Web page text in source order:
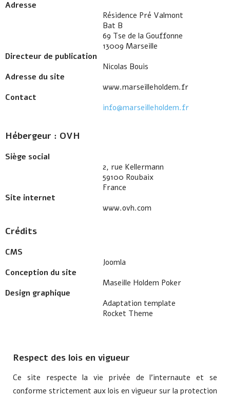
Adresse
Résidence Pré Valmont
Bat B
69 Tse de la Gouffonne
13009 Marseille
Directeur de publication
Nicolas Bouis
Adresse du site
www.marseilleholdem.fr
Contact
info@marseilleholdem.fr
Hébergeur : OVH
Siège social
2, rue Kellermann
59100 Roubaix
France
Site internet
www.ovh.com
Crédits
CMS
Joomla
Conception du site
Maseille Holdem Poker
Design graphique
Adaptation template
Rocket Theme
Respect des lois en vigueur
Ce site respecte la vie privée de l'internaute et se
conforme strictement aux lois en vigueur sur la protection